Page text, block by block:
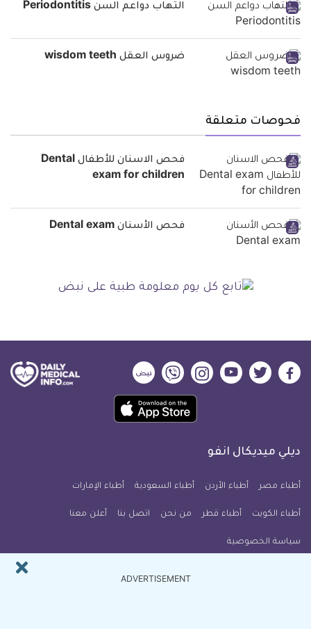
التهاب دواعم السن Periodontitis
ضروس العقل wisdom teeth
فحوصات متعلقة
فحص الاسنان للأطفال Dental
exam for children
فحص الأسنان Dental exam
ديلي
فيسبوك
ديلي
تويتر
ديلي
ميديكال
يوتيوب
ديلي
ميديكال
انفو
ديلي
ميديكال
انفو
ديلي
ميديكال
انفو
حمل
تطبيق
معلومة
للآيفون
ديلي ميديكال انفو
أطباء مصر أطباء الأردن أطباء السعودية أطباء الإمارات
أطباء الكويت أطباء قطر من نحن اتصل بنا أعلن معنا
سياسة الخصوصية
ADVERTISEMENT